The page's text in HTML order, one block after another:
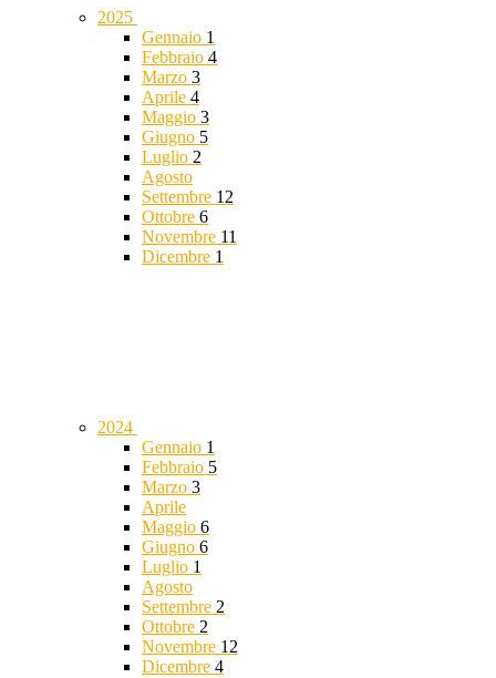
2025
Gennaio 1
Febbraio 4
Marzo 3
Aprile 4
Maggio 3
Giugno 5
Luglio 2
Agosto
Settembre 12
Ottobre 6
Novembre 11
Dicembre 1
2024
Gennaio 1
Febbraio 5
Marzo 3
Aprile
Maggio 6
Giugno 6
Luglio 1
Agosto
Settembre 2
Ottobre 2
Novembre 12
Dicembre 4